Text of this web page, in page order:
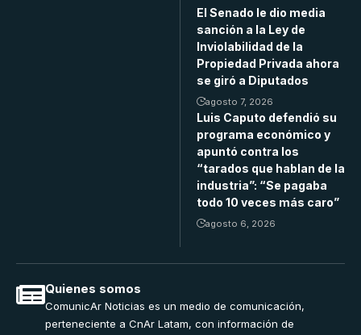
El Senado le dio media
sanción a la Ley de
Inviolabilidad de la
Propiedad Privada ahora
se giró a Diputados
agosto 7, 2026
Luis Caputo defendió su
programa económico y
apuntó contra los
“tarados que hablan de la
industria”: “Se pagaba
todo 10 veces más caro”
agosto 6, 2026
Quienes somos
ComunicAr Noticias es un medio de comunicación,
perteneciente a CnAr Latam, con información de